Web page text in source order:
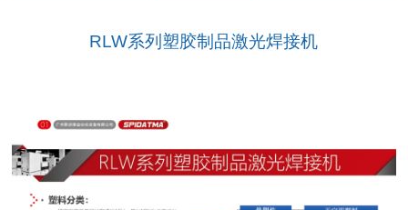
RLW系列塑胶制品激光焊接机